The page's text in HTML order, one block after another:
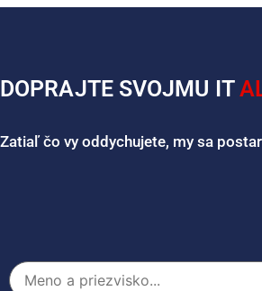
DOPRAJTE SVOJMU IT
Zatiaľ čo vy oddychujete, my sa